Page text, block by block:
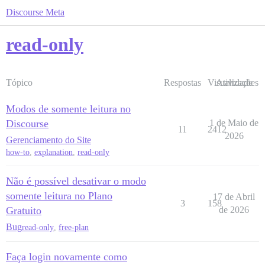
Discourse Meta
read-only
Tópico Respostas Visualizações
Atividade
Modos de somente leitura no
Discourse
Gerenciamento do Site
how-to, explanation, read-only
11 2412
1 de Maio de
2026
Não é possível desativar o modo
somente leitura no Plano
Gratuito
Bugread-only free-plan
3 158
17 de Abril
de 2026
Faça login novamente como